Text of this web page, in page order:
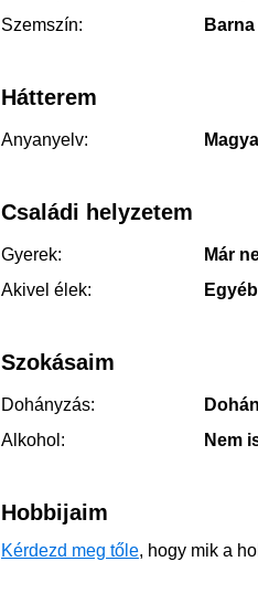
Szemszín:
Barna
Hátterem
Anyanyelv:
Családi helyzetem
Gyerek:
Már
Akivel élek:
Egyéb
Szokásaim
Dohányzás:
Alkohol:
Nem
Hobbijaim
Kérdezd meg tőle, hogy mik a